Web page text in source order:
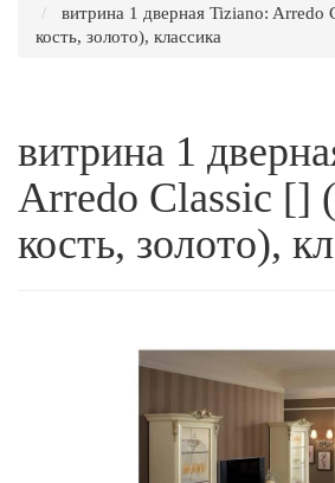
витрина 1 дверная Tiziano: Arredo
кость, золото), классика
витрина 1
Arredo Classic []
кость, золото),